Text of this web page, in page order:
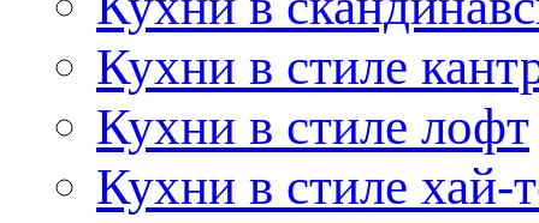
Кухни в стиле
Кухни в стиле лофт
Кухни в стиле хай-